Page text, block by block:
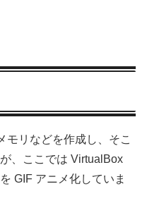
モリなどを作成し、そこ
、ここでは VirtualBox
GIF アニメ化していま